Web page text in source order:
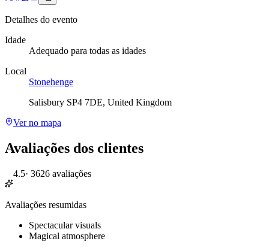
Detalhes do evento
Idade
Adequado para todas as idades
Local
Stonehenge
Salisbury SP4 7DE, United Kingdom
Ver no mapa
Avaliações dos clientes
4.5· 3626 avaliações
Avaliações resumidas
Spectacular visuals
Magical atmosphere